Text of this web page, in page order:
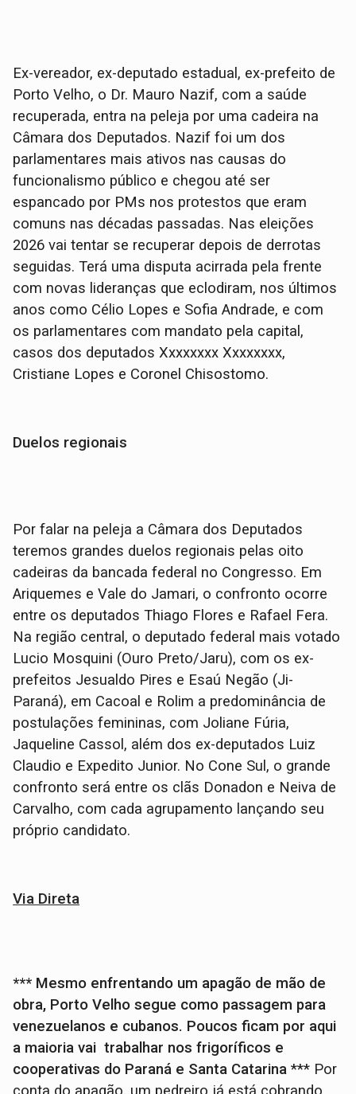
Ex-vereador, ex-deputado estadual, ex-prefeito de
Porto Velho, o Dr. Mauro Nazif, com a saúde
recuperada, entra na peleja por uma cadeira na
Câmara dos Deputados. Nazif foi um dos
parlamentares mais ativos nas causas do
funcionalismo público e chegou até ser
espancado por PMs nos protestos que eram
comuns nas décadas passadas. Nas eleições
2026 vai tentar se recuperar depois de derrotas
seguidas. Terá uma disputa acirrada pela frente
com novas lideranças que eclodiram, nos últimos
anos como Célio Lopes e Sofia Andrade, e com
os parlamentares com mandato pela capital,
casos dos deputados Xxxxxxxx Xxxxxxxx,
Cristiane Lopes e Coronel Chisostomo.
Duelos regionais
Por falar na peleja a Câmara dos Deputados
teremos grandes duelos regionais pelas oito
cadeiras da bancada federal no Congresso. Em
Ariquemes e Vale do Jamari, o confronto ocorre
entre os deputados Thiago Flores e Rafael Fera.
Na região central, o deputado federal mais votado
Lucio Mosquini (Ouro Preto/Jaru), com os ex-
prefeitos Jesualdo Pires e Esaú Negão (Ji-
Paraná), em Cacoal e Rolim a predominância de
postulações femininas, com Joliane Fúria,
Jaqueline Cassol, além dos ex-deputados Luiz
Claudio e Expedito Junior. No Cone Sul, o grande
confronto será entre os clãs Donadon e Neiva de
Carvalho, com cada agrupamento lançando seu
próprio candidato.
Via Direta
*** Mesmo enfrentando um apagão de mão de
obra, Porto Velho segue como passagem para
venezuelanos e cubanos. Poucos ficam por aqui
a maioria vai trabalhar nos frigoríficos e
cooperativas do Paraná e Santa Catarina*** Por